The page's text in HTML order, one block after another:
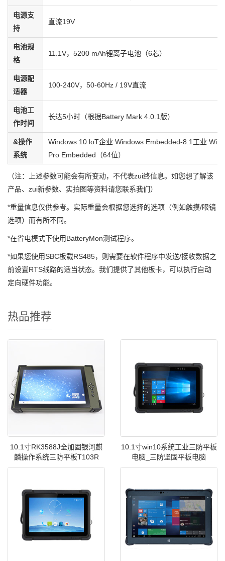
电源支
持
直流19V
电池规
格
11.1V，5200 mAh锂离子电池（6芯）
电源配
适器
100-240V，50-60Hz / 19V直流
电池工
作时间
长达5小时（根据Battery Mark 4.0.1版）
&操作
系统
Windows 10 loT企业 Windows Embedded-8.1工业
Pro Embedded（64位）
（注：上述参数可能会有所变动，不代表zui终信息。如您想了解该
产品、zui新参数、实拍图等资料请您联系我们）
*重量信息仅供参考。实际重量会根据您选择的选项（例如触摸/眼镜
选项）而有所不同。
*在省电模式下使用BatteryMon测试程序。
*如果您使用SBC板载RS485，则需要在软件程序中发送/接收数据之
前设置RTS线路的适当状态。我们提供了其他板卡，可以执行自动
定向硬件功能。
热品推荐
10.1寸RK3588J全加固银河麒
麟操作系统三防平板T103R
10.1寸win10系统工业三防平板
电脑_三防坚固平板电脑